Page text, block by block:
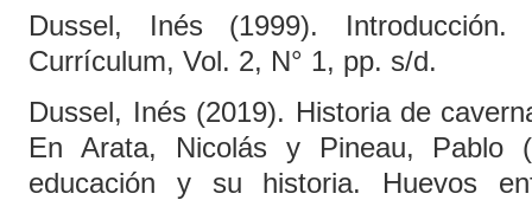
Dussel, Inés (1999).
Currículum, Vol. 2, N° 1, pp. s/d.
Dussel, Inés (2019). Historia de
En Arata, Nicolás y Pineau, Pablo
educación y su historia. Huevos